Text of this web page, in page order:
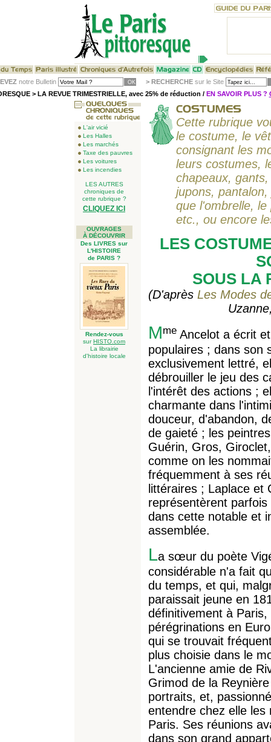
notre Bulletin > RECHERCHEsur le Site
> LA REVUE TRIMESTRIELLE, avec 25% de réduction / EN SAVOIR PLUS ?
L'air vicié
Les Halles
Les marchés
Taxe des pauvres
Les voitures
Les incendies
LES AUTRES
chroniques de
cette rubrique ?
CLIQUEZ ICI
OUVRAGES
À DÉCOUVRIR
Des LIVRES sur
L'HISTOIRE
de PARIS ?
Rendez-vous
surHISTO.com
La librairie
d'histoire locale
Cette rubrique
le costume, le
consignant les
leurs costumes,
chapeaux,
jupons,
que l'ombrelle,
etc., ou encore
LES
SOUS LA
(D'après Les Modes
MmeAncelot a écrit
populaires ; dans son
exclusivement lettré,
débrouiller le jeu des
l'intérêt des actions ;
charmante dans
douceur, d'abandon,
de gaieté ; les
Guérin, Gros,
comme on les
fréquemment à ses
littéraires ; Laplace et
représentèrent parfois
dans cette notable et
assemblée.
La sœur du poète
considérable n'a fait
du temps, et qui,
paraissait jeune en
définitivement à
pérégrinations en
qui se trouvait
plus choisie dans le
L'ancienne amie de
Grimod de la
portraits, et,
entendre chez elle les
Paris. Ses réunions
dans son grand